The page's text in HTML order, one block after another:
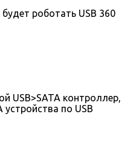
роботать USB 360
USB>SATA контроллер,
по USB